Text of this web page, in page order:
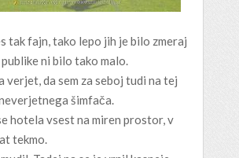
tak fajn, tako lepo jih je bilo zmeraj
ni bilo tako malo.
verjet, da sem za seboj tudi na tej
šimfača.
hotela vsest na miren prostor, v
tekmo.